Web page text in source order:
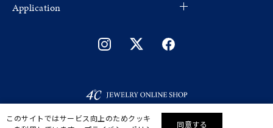
Application
このサイトではサービス向上のためクッキ
同意する